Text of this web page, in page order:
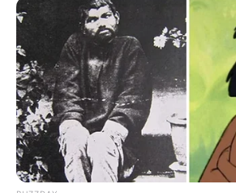
Fail! 10 Potret Makanan Gagal
Dimasak yang Bikin Kamu
Nggak Selera